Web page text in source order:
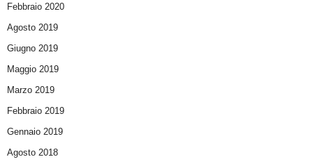
Febbraio 2020
Agosto 2019
Giugno 2019
Maggio 2019
Marzo 2019
Febbraio 2019
Gennaio 2019
Agosto 2018